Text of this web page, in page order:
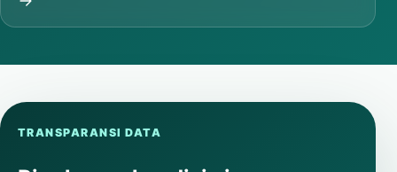
TRANSPARANSI DATA